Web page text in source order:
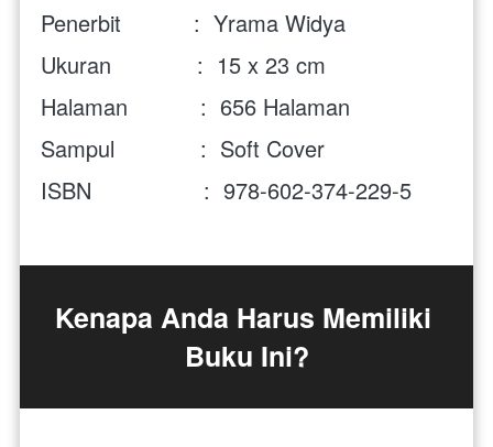
Penerbit           :  Yrama Widya
Ukuran             :  15 x 23 cm
Halaman           :  656 Halaman
Sampul             :  Soft Cover
ISBN                 :  978-602-374-229-5
Kenapa Anda Harus Memiliki
Buku Ini?